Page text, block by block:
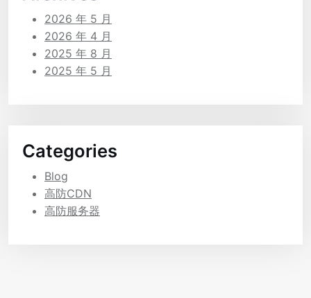
2026 年 5 月
2026 年 4 月
2025 年 8 月
2025 年 5 月
Categories
Blog
高防CDN
高防服务器